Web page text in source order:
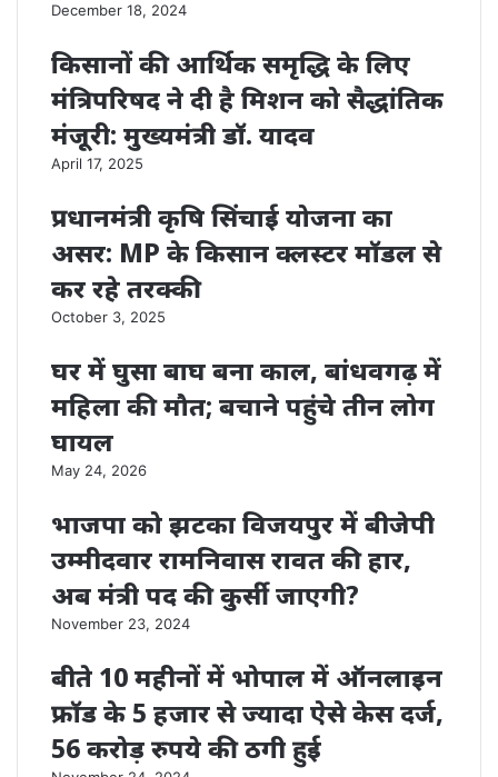
December 18, 2024
किसानों की आर्थिक समृद्धि के लिए
मंत्रिपरिषद ने दी है मिशन को सैद्धांतिक
मंजूरी: मुख्यमंत्री डॉ. यादव
April 17, 2025
प्रधानमंत्री कृषि सिंचाई योजना का
असर: MP के किसान क्लस्टर मॉडल से
कर रहे तरक्की
October 3, 2025
घर में घुसा बाघ बना काल, बांधवगढ़ में
महिला की मौत; बचाने पहुंचे तीन लोग
घायल
May 24, 2026
भाजपा को झटका विजयपुर में बीजेपी
उम्मीदवार रामनिवास रावत की हार,
अब मंत्री पद की कुर्सी जाएगी?
November 23, 2024
बीते 10 महीनों में भोपाल में ऑनलाइन
फ्रॉड के 5 हजार से ज्यादा ऐसे केस दर्ज,
56 करोड़ रुपये की ठगी हुई